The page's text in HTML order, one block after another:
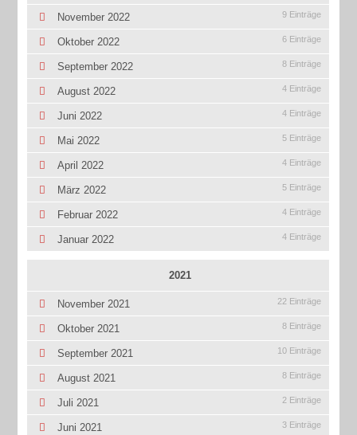
November 2022 9 Einträge
Oktober 2022 6 Einträge
September 2022 8 Einträge
August 2022 4 Einträge
Juni 2022 4 Einträge
Mai 2022 5 Einträge
April 2022 4 Einträge
März 2022 5 Einträge
Februar 2022 4 Einträge
Januar 2022 4 Einträge
2021
November 2021 22 Einträge
Oktober 2021 8 Einträge
September 2021 10 Einträge
August 2021 8 Einträge
Juli 2021 2 Einträge
Juni 2021 3 Einträge